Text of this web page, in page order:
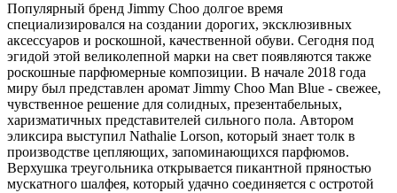
Популярный бренд Jimmy Choo долгое время
специализировался на создании дорогих, эксклюзивных
аксессуаров и роскошной, качественной обуви. Сегодня под
эгидой этой великолепной марки на свет появляются также
роскошные парфюмерные композиции. В начале 2018 года
миру был представлен аромат Jimmy Choo Man Blue - свежее,
чувственное решение для солидных, презентабельных,
харизматичных представителей сильного пола. Автором
эликсира выступил Nathalie Lorson, который знает толк в
производстве цепляющих, запоминающихся парфюмов.
Верхушка треугольника открывается пикантной пряностью
мускатного шалфея, который удачно соединяется с остротой